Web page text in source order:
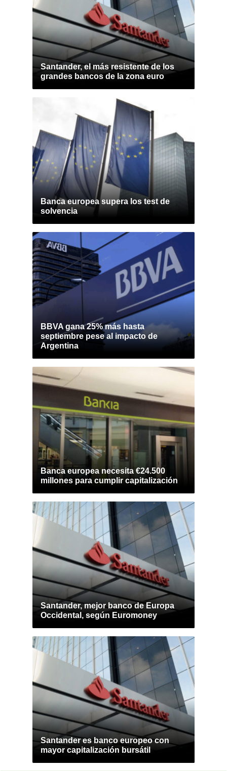
Santander, el más resistente de los
grandes bancos de la zona euro
Banca europea supera los test de
solvencia
BBVA gana 25% más hasta
septiembre pese al impacto de
Argentina
Banca europea necesita €24.500
millones para cumplir capitalización
Santander, mejor banco de Europa
Occidental, según Euromoney
Santander es banco europeo con
mayor capitalización bursátil